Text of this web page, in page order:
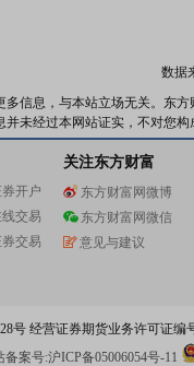
水提锂产能全国领先。此外,新
预计于2025年内建成投产,持
数据
信息，与本站立场无关。东
未经过本网站证实，不对您
开户
交易
交易
关注东方财富
东方财富网微博
东方财富网微信
意见与建议
号 经营证券期货业务许可证编
备案号:沪ICP备05006054号-11